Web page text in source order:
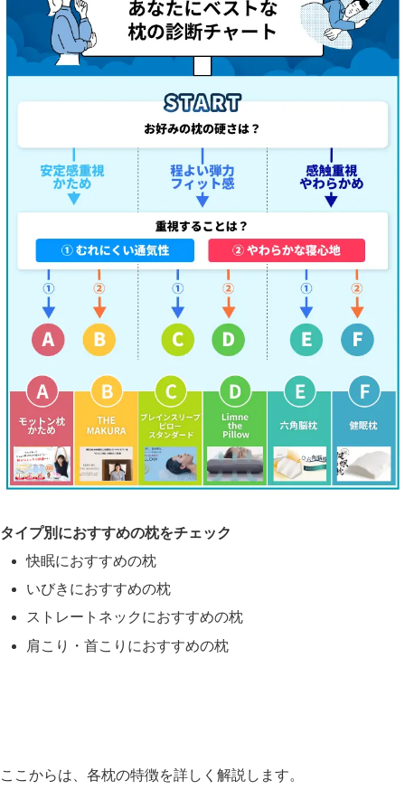
タイプ別におすすめの枕をチェック
快眠におすすめの枕
いびきにおすすめの枕
ストレートネックにおすすめの枕
肩こり・首こりにおすすめの枕
ここからは、各枕の特徴を詳しく解説します。